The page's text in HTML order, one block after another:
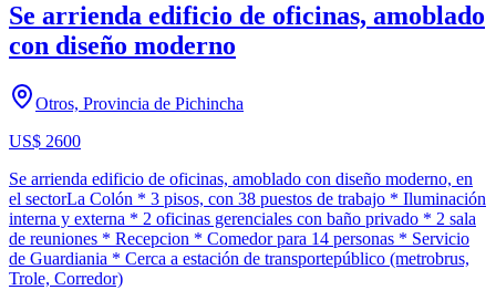
Se arrienda edificio de oficinas, amoblado
con diseño moderno
Otros, Provincia de Pichincha
US$ 2600
Se arrienda edificio de oficinas, amoblado con diseño moderno, en
el sectorLa Colón * 3 pisos, con 38 puestos de trabajo * Iluminación
interna y externa * 2 oficinas gerenciales con baño privado * 2 sala
de reuniones * Recepcion * Comedor para 14 personas * Servicio
de Guardiania * Cerca a estación de transportepúblico (metrobrus,
Trole, Corredor)